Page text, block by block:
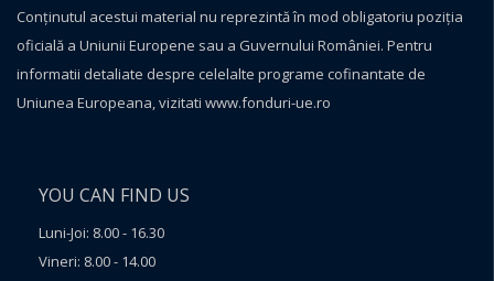
Conţinutul acestui material nu reprezintă în mod obligatoriu poziţia
oficială a Uniunii Europene sau a Guvernului României. Pentru
informatii detaliate despre celelalte programe cofinantate de
Uniunea Europeana, vizitati www.fonduri-ue.ro
YOU CAN FIND US
Luni-Joi: 8.00 - 16.30
Vineri: 8.00 - 14.00